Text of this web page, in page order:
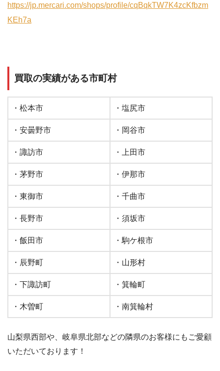
https://jp.mercari.com/shops/profile/cqBqkTW7K4zcKfbzm
KEh7a
買取の実績がある市町村
・松本市 ・塩尻市
・安曇野市 ・岡谷市
・諏訪市 ・上田市
・茅野市 ・伊那市
・東御市 ・千曲市
・長野市 ・須坂市
・飯田市 ・駒ケ根市
・辰野町 ・山形村
・下諏訪町 ・箕輪町
・木曽町 ・南箕輪村
山梨県西部や、岐阜県北部などの隣県のお客様にもご愛顧
いただいております！